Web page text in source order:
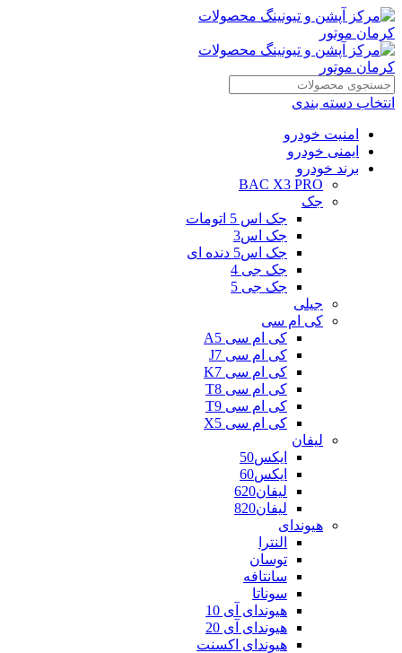
انتخاب دسته بندی
امنیت خودرو
ایمنی خودرو
برند خودرو
BAC X3 PRO
جک
جک اس 5 اتومات
جک اس3
جک اس5 دنده ای
جک جی 4
جک جی 5
جیلی
کی ام سی
کی ام سی A5
کی ام سی J7
کی ام سی K7
کی ام سی T8
کی ام سی T9
کی ام سی X5
لیفان
ایکس50
ایکس60
لیفان620
لیفان820
هیوندای
النترا
توسان
سانتافه
سوناتا
هیوندای آی 10
هیوندای آی 20
هیوندای اکسنت